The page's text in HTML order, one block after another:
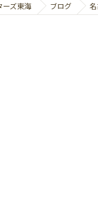
カビ検査
ーズ東海 ブログ